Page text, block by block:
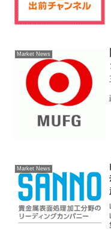
Market News
Market News